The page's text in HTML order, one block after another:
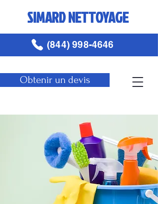
SIMARD NETTOYAGE
Obtenir un devis
(844) 998-4646